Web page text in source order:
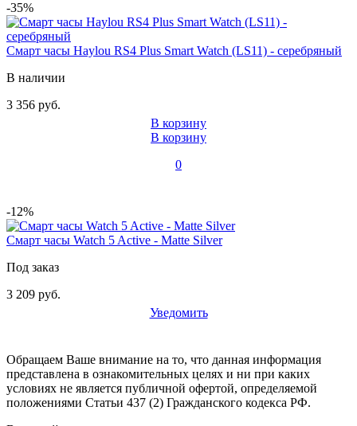
-35%
Смарт часы Haylou RS4 Plus Smart Watch (LS11) - серебряный
В наличии
3 356 руб.
В корзину
В корзину
0
-12%
Смарт часы Watch 5 Active - Matte Silver
Под заказ
3 209 руб.
Уведомить
Обращаем Ваше внимание на то, что данная информация
представлена в ознакомительных целях и ни при каких
условиях не является публичной офертой, определяемой
положениями Статьи 437 (2) Гражданского кодекса РФ.